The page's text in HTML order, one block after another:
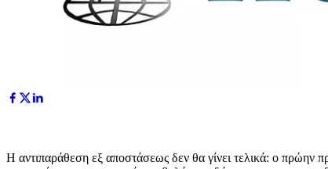
Η αντιπαράθεση εξ αποστάσεως δεν θα γίνει τελικά: ο